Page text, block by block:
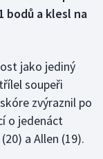
bodů a klesl na
jako jediný
soupeři
zvýraznil po
o jedenáct
a Allen (19).